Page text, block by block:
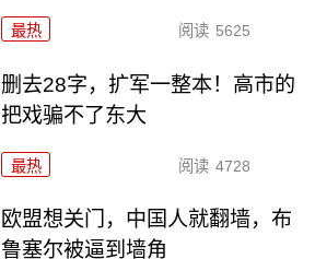
最热 阅读 5625
删去28字，扩军一整本！高市的
把戏骗不了东大
最热 阅读 4728
欧盟想关门，中国人就翻墙，布
鲁塞尔被逼到墙角